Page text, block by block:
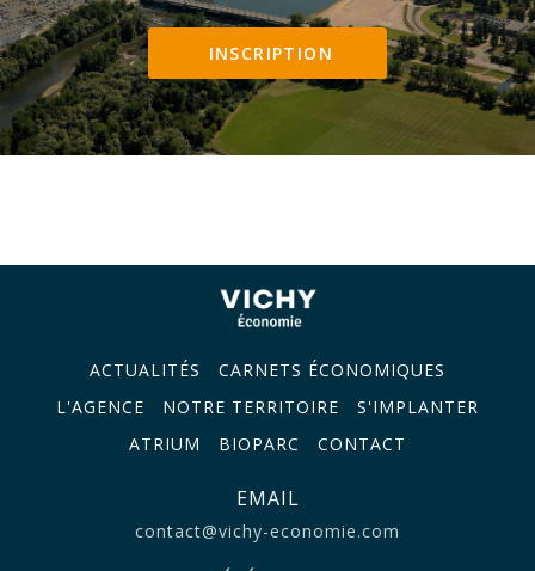
INSCRIPTION
ACTUALITÉS
CARNETS ÉCONOMIQUES
L'AGENCE
NOTRE TERRITOIRE
S'IMPLANTER
ATRIUM
BIOPARC CONTACT
EMAIL
contact@vichy-economie.com